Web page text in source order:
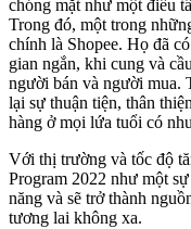
chóng mặt như một điều
Trong đó, một trong
chính là Shopee. Họ đã
gian ngắn, khi cung và
người bán và người mua.
lại sự thuận tiện, thân
hàng ở mọi lứa tuổi có
Với thị trường và tốc độ
Program 2022 như một
năng và sẽ trở thành
tương lai không xa.